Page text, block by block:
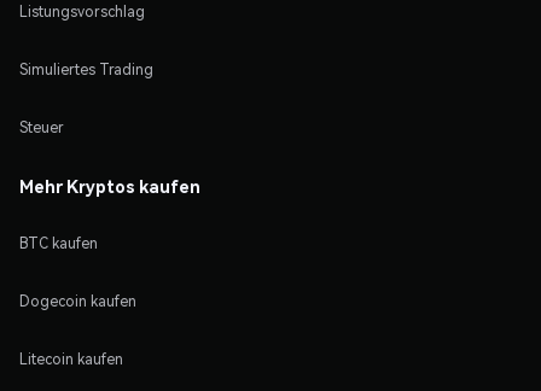
Listungsvorschlag
Simuliertes Trading
Steuer
Mehr Kryptos kaufen
BTC kaufen
Dogecoin kaufen
Litecoin kaufen